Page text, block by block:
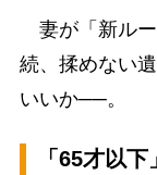
妻が「新ルー
続、揉めない
いいか──。
「65才以